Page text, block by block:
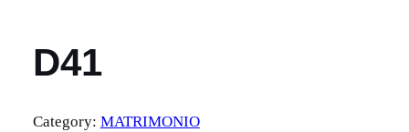
D41
Category: MATRIMONIO